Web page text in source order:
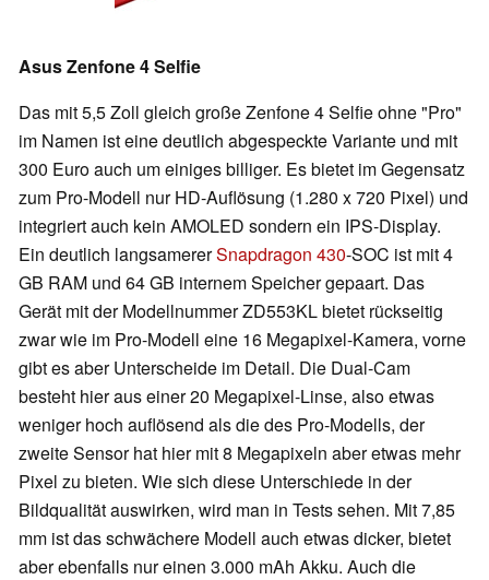
Asus Zenfone 4 Selfie
Das mit 5,5 Zoll gleich große Zenfone 4 Selfie ohne "Pro"
im Namen ist eine deutlich abgespeckte Variante und mit
300 Euro auch um einiges billiger. Es bietet im Gegensatz
zum Pro-Modell nur HD-Auflösung (1.280 x 720 Pixel) und
integriert auch kein AMOLED sondern ein IPS-Display.
Ein deutlich langsamererSnapdragon 430-SOC ist mit 4
GB RAM und 64 GB internem Speicher gepaart. Das
Gerät mit der Modellnummer ZD553KL bietet rückseitig
zwar wie im Pro-Modell eine 16 Megapixel-Kamera, vorne
gibt es aber Unterscheide im Detail. Die Dual-Cam
besteht hier aus einer 20 Megapixel-Linse, also etwas
weniger hoch auflösend als die des Pro-Modells, der
zweite Sensor hat hier mit 8 Megapixeln aber etwas mehr
Pixel zu bieten. Wie sich diese Unterschiede in der
Bildqualität auswirken, wird man in Tests sehen. Mit 7,85
mm ist das schwächere Modell auch etwas dicker, bietet
aber ebenfalls nur einen 3.000 mAh Akku. Auch die